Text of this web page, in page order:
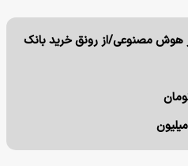
هوش مصنوعی/از رونق خرید بانک